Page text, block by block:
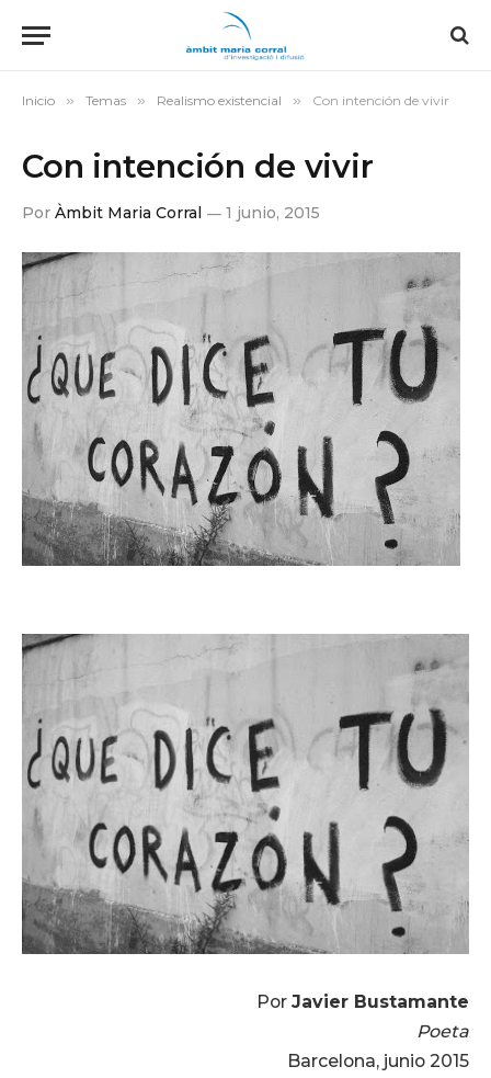
Inicio » Temas » Realismo existencial » Con intención de vivir
Con intención de vivir
Por Àmbit Maria Corral 1 junio, 2015
Por Javier Bustamante
Poeta
Barcelona, junio 2015